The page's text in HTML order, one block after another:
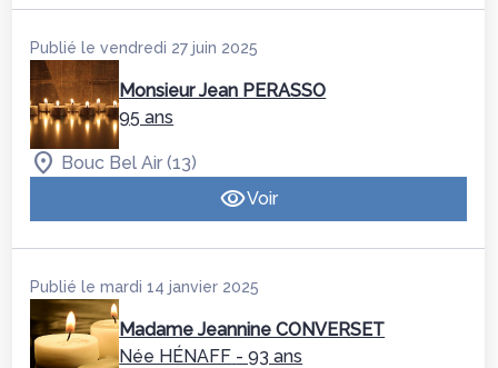
Publié le vendredi 27 juin 2025
Monsieur Jean PERASSO
95 ans
Bouc Bel Air (13)
Voir
Publié le mardi 14 janvier 2025
Madame Jeannine CONVERSET
Née HÉNAFF - 93 ans